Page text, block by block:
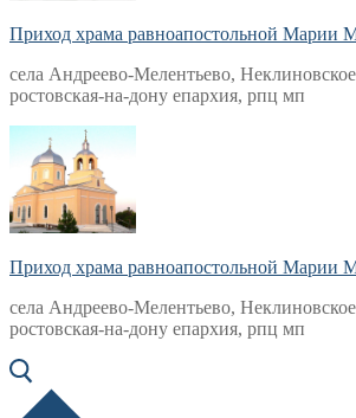
Приход храма равноапостольной Марии
села Андреево-Мелентьево,
ростовская-на-дону епархия, рпц мп
Приход храма равноапостольной Марии
села Андреево-Мелентьево,
ростовская-на-дону епархия, рпц мп